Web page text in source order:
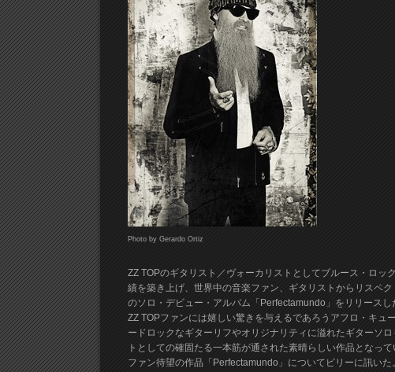
Photo by Gerardo Ortiz
ZZ TOPのギタリスト／ヴォーカリストとしてブルース・ロッ
績を築き上げ、世界中の音楽ファン、ギタリストからリスペ
のソロ・デビュー・アルバム「Perfectamundo」をリリースし
ZZ TOPファンには嬉しい驚きを与えるであろうアフロ・キ
ードロックなギターリフやオリジナリティに溢れたギターソ
トとしての確固たる一本筋が通された素晴らしい作品となって
ファン待望の作品「Perfectamundo」についてビリーに訊いた。